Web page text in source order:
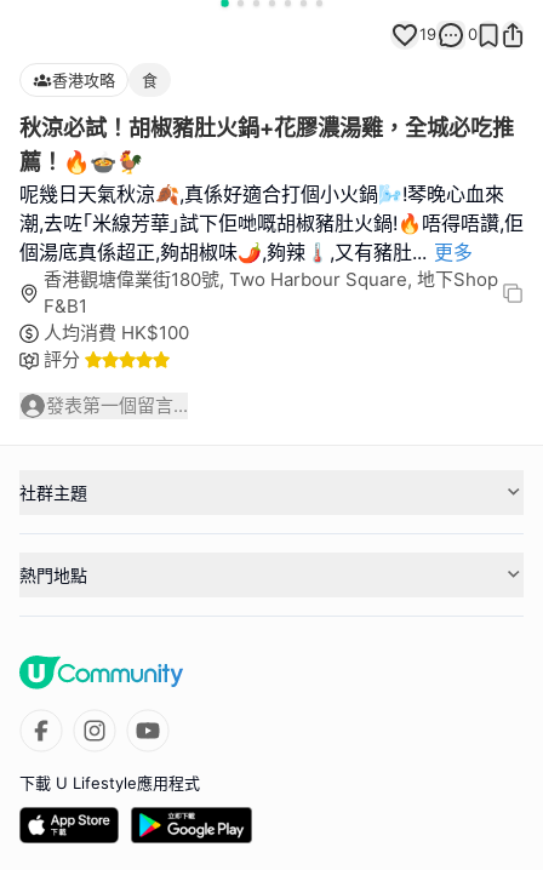
19 0
香港攻略 食
秋涼必試！胡椒豬肚火鍋+花膠濃湯雞，全城必吃推
薦！🔥🍲🐓
呢幾日天氣秋涼🍂,真係好適合打個小火鍋🌬️!琴晚心血來
潮,去咗｢米線芳華｣試下佢哋嘅胡椒豬肚火鍋!🔥唔得唔讚,佢
個湯底真係超正,夠胡椒味🌶️,夠辣🌡️,又有豬肚... 更多
香港觀塘偉業街180號, Two Harbour Square, 地下Shop
F&B1
人均消費 HK$100
評分
發表第一個留言...
社群主題
熱門地點
下載 U Lifestyle應用程式